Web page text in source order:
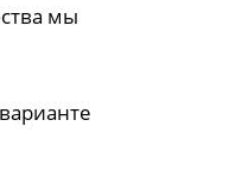
мы